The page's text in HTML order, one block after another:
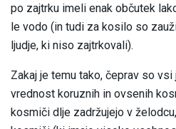
po zajtrku imeli enak občutek
le vodo (in tudi za kosilo so
ljudje, ki niso zajtrkovali).
Zakaj je temu tako, čeprav so
vrednost koruznih in ovsenih
kosmiči dlje zadržujejo v